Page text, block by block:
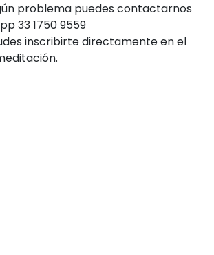
problema puedes contactarnos
33 1750 9559
inscribirte directamente en el